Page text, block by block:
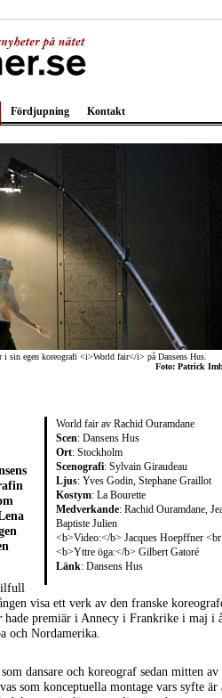
Fördjupning Kontakt
i sin egen koreografi <i>World fair</i> på Dansens Hus.
Foto: Patrick
World fair av Rachid Ouramdane
Scen: Dansens Hus
Ort: Stockholm
Scenografi: Sylvain Giraudeau
Ljus: Yves Godin, Stephane Graillot
Kostym: La Bourette
Medverkande: Rachid Ouramdane,
Baptiste Julien
<b>Video:</b> Jacques Hoepffner
<b>Yttre öga:</b> Gilbert Gatoré
Länk: Dansens Hus
visa ett verk av den franske
hade premiär i Annecy i Frankrike i maj i
och Nordamerika.
dansare och koreograf sedan mitten av
som konceptuella montage vars syfte är